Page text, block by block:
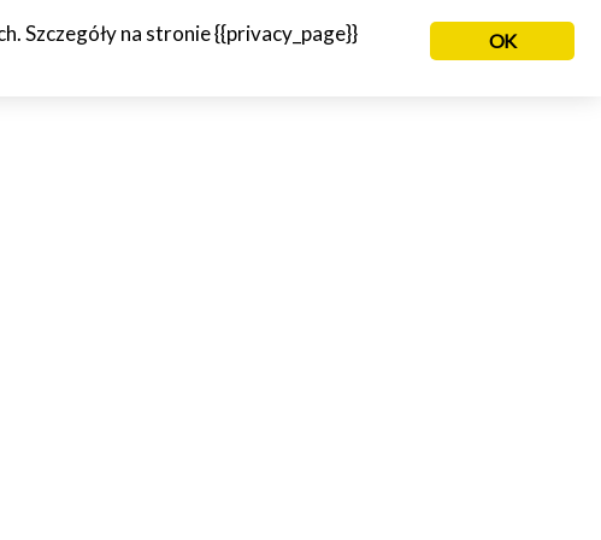
O MNIE OK
Szczegóły na stronie {{privacy_page}}